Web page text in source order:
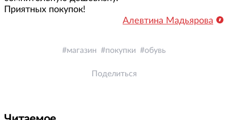
Приятных покупок!
Алевтина Мадьярова
магазин покупки обувь
Поделиться